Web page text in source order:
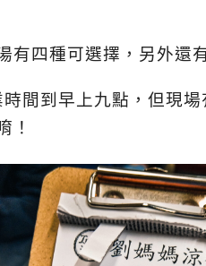
有四種可選擇，另外還
間到早上九點，但現
！